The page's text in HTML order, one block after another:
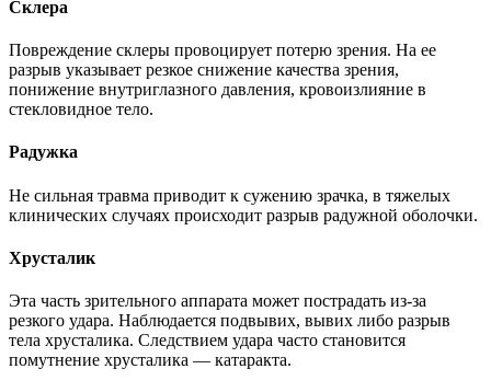
Склера
Повреждение склеры провоцирует потерю зрения. На ее
разрыв указывает резкое снижение качества зрения,
понижение внутриглазного давления, кровоизлияние в
стекловидное тело.
Радужка
Не сильная травма приводит к сужению зрачка, в тяжелых
клинических случаях происходит разрыв радужной оболочки.
Хрусталик
Эта часть зрительного аппарата может пострадать из-за
резкого удара. Наблюдается подвывих, вывих либо разрыв
тела хрусталика. Следствием удара часто становится
помутнение хрусталика — катаракта.